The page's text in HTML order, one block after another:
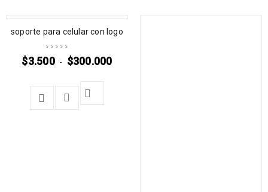
soporte para celular con logo
$3.500 - $300.000